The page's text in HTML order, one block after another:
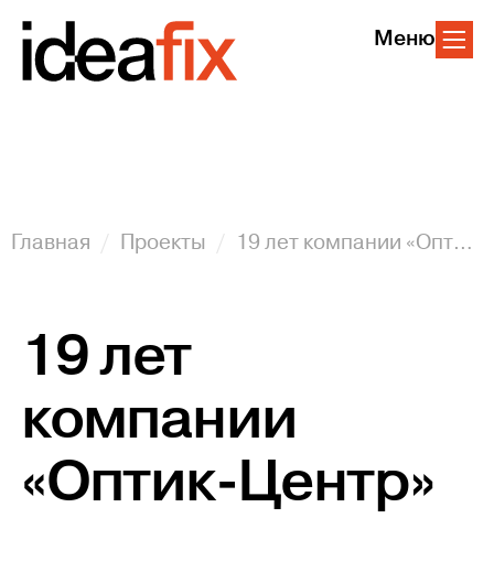
Меню
19 лет
компании
«Оптик-Центр»
Главная Проекты 19 лет компании «Оптик-Центр»